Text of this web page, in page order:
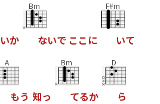
いか
Bm
ないで こ こ に
F#m
いて
A
もう 知っ
Bm
てるか
D
ら